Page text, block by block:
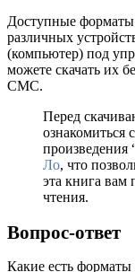
Доступные форматы
различных
(компьютер) под
можете скачать их
СМС.
Перед
ознакомиться
произведения
Ло, что
эта книга вам
чтения.
Вопрос-ответ
Какие есть